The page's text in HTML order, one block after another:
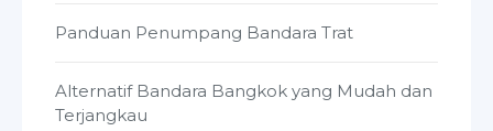
Panduan Penumpang Bandara Trat
Alternatif Bandara Bangkok yang Mudah dan
Terjangkau